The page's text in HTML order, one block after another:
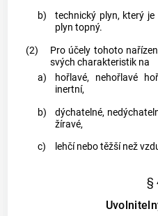
b)
technický plyn, který
plyn topný.
(2)
Pro účely tohoto
svých charakteristik na
a)
hořlavé, nehořlavé
inertní,
b)
dýchatelné,
žíravé,
c)
lehčí nebo těžší než
§